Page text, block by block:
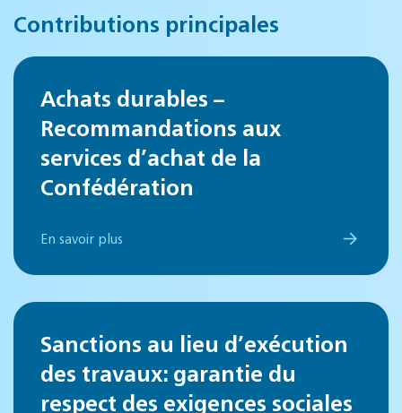
Contributions principales
Achats durables –
Recommandations aux
services d’achat de la
Confédération
En savoir plus
Sanctions au lieu d’exécution
des travaux: garantie du
respect des exigences sociales